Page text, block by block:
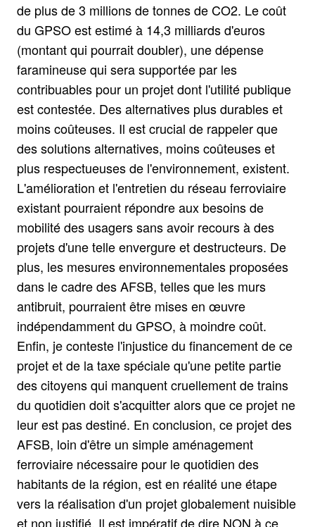
de plus de 3 millions de tonnes de CO2. Le coût
du GPSO est estimé à 14,3 milliards d'euros
(montant qui pourrait doubler), une dépense
faramineuse qui sera supportée par les
contribuables pour un projet dont l'utilité publique
est contestée. Des alternatives plus durables et
moins coûteuses. Il est crucial de rappeler que
des solutions alternatives, moins coûteuses et
plus respectueuses de l'environnement, existent.
L'amélioration et l'entretien du réseau ferroviaire
existant pourraient répondre aux besoins de
mobilité des usagers sans avoir recours à des
projets d'une telle envergure et destructeurs. De
plus, les mesures environnementales proposées
dans le cadre des AFSB, telles que les murs
antibruit, pourraient être mises en œuvre
indépendamment du GPSO, à moindre coût.
Enfin, je conteste l'injustice du financement de ce
projet et de la taxe spéciale qu'une petite partie
des citoyens qui manquent cruellement de trains
du quotidien doit s'acquitter alors que ce projet ne
leur est pas destiné. En conclusion, ce projet des
AFSB, loin d'être un simple aménagement
ferroviaire nécessaire pour le quotidien des
habitants de la région, est en réalité une étape
vers la réalisation d'un projet globalement nuisible
et non justifié. Il est impératif de dire NON à ce